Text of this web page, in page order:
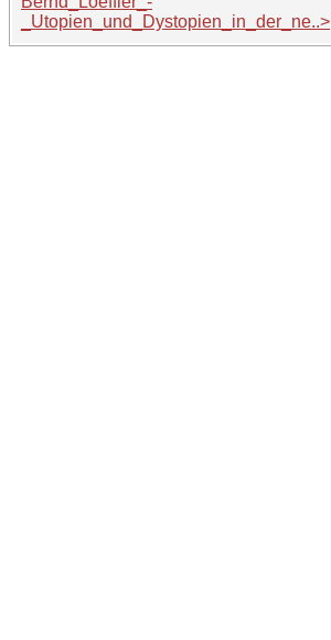
_Utopien_und_Dystopien_in_der_ne..>